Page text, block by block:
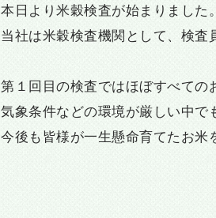
本日より米穀検査が始まりました。
当社は米穀検査機関として、検査
第１回目の検査ではほぼすべての
気象条件などの環境が厳しい中で
今後も皆様が一生懸命育てたお米